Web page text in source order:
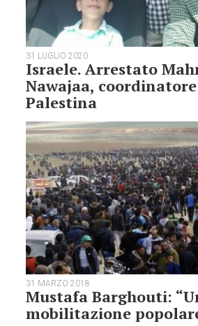
31 LUGLIO 2020
Israele. Arrestato
Nawajaa,
Palestina
31 MARZO 2018
Mustafa Barghouti:
mobilitazione